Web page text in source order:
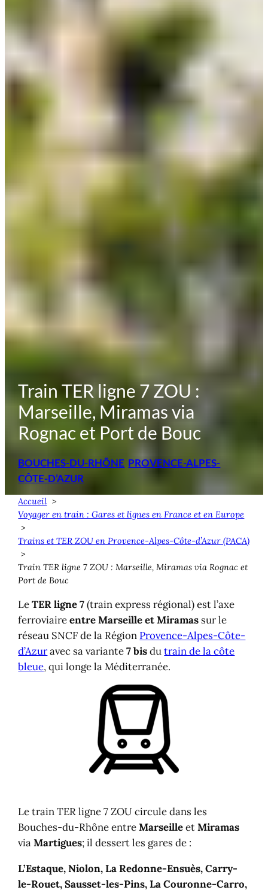
Train TER ligne 7 ZOU :
Marseille, Miramas via
Rognac et Port de Bouc
BOUCHES-DU-RHÔNE PROVENCE-ALPES-
CÔTE-D’AZUR
Accueil
Voyager en train : Gares et lignes en France et en Europe
Trains et TER ZOU en Provence-Alpes-Côte-d’Azur (PACA)
Train TER ligne 7 ZOU : Marseille, Miramas via Rognac et
Port de Bouc
LeTER ligne 7(train express régional) est l’axe
ferroviaireentre Marseille et Miramas sur le
réseau SNCF de la Région Provence-Alpes-Côte-
d’Azuravec sa variante7 bisdutrain de la côte
bleue, qui longe la Méditerranée.
Le train TER ligne 7 ZOU circule dans les
Bouches-du-Rhône entreMarseilleetMiramas
viaMartigues; il dessert les gares de :
L’Estaque, Niolon, La Redonne-Ensuès, Carry-
le-Rouet, Sausset-les-Pins, La Couronne-Carro,